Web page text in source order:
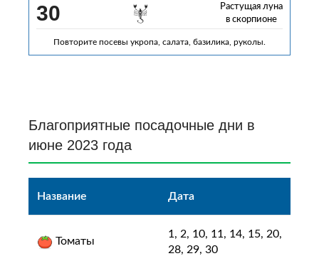
30
Растущая луна
в скорпионе
Повторите посевы укропа, салата, базилика, руколы.
Благоприятные посадочные дни в
июне 2023 года
Название Дата
Томаты
1, 2, 10, 11, 14, 15, 20,
28, 29, 30